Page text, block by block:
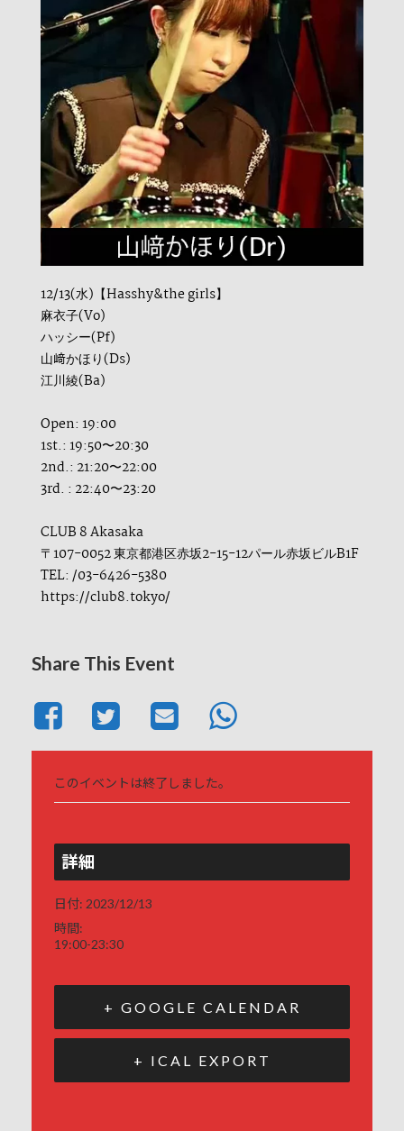
12/13(水)【Hasshy&the girls】
麻衣子(Vo)
ハッシー(Pf)
山﨑かほり(Ds)
江川綾(Ba)
Open: 19:00
1st.: 19:50〜20:30
2nd.: 21:20〜22:00
3rd. : 22:40〜23:20
CLUB 8 Akasaka
〒107-0052 東京都港区赤坂2-15-12パール赤坂ビルB1F
TEL: /03-6426-5380
https://club8.tokyo/
Share This Event
このイベントは終了しました。
詳細
日付: 2023/12/13
時間:
19:00-23:30
+ GOOGLE CALENDAR
+ ICAL EXPORT